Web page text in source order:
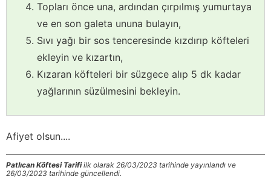
Topları önce una, ardından çırpılmış yumurtaya
ve en son galeta ununa bulayın,
Sıvı yağı bir sos tenceresinde kızdırıp köfteleri
ekleyin ve kızartın,
Kızaran köfteleri bir süzgece alıp 5 dk kadar
yağlarının süzülmesini bekleyin.
Afiyet olsun....
Patlıcan Köftesi Tarifiilk olarak 26/03/2023 tarihinde yayınlandı ve
26/03/2023 tarihinde güncellendi.